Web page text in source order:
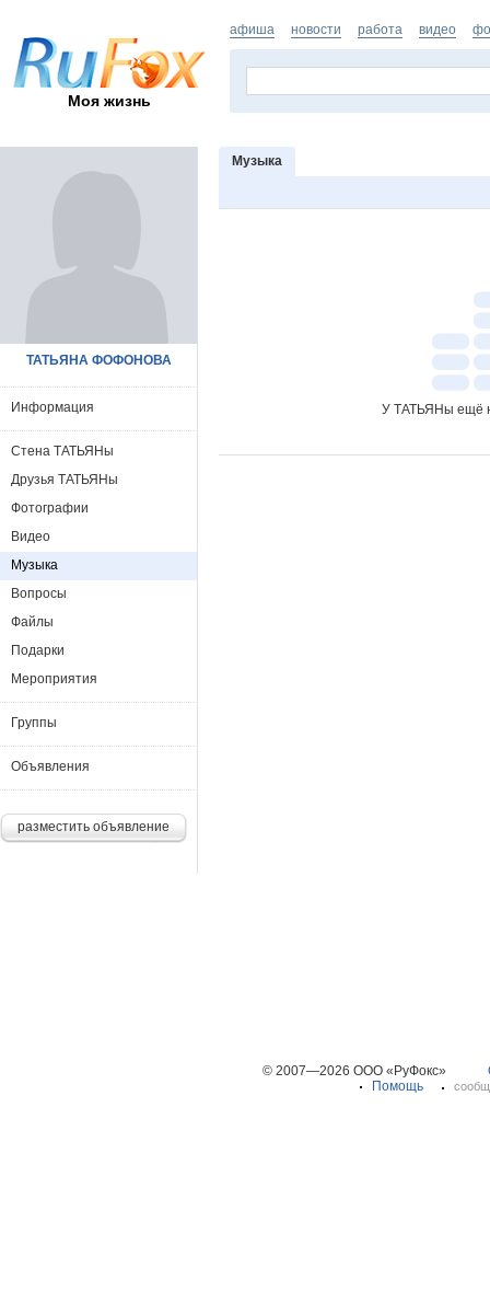
Моя жизнь
афиша новости работа видео
Музыка
У ТАТЬЯНы ещё
ТАТЬЯНА ФОФОНОВА
Информация
Стена ТАТЬЯНы
Друзья ТАТЬЯНы
Фотографии
Видео
Музыка
Вопросы
Файлы
Подарки
Мероприятия
Группы
Объявления
разместить объявление
© 2007—2026 ООО «РуФокс»
Помощь